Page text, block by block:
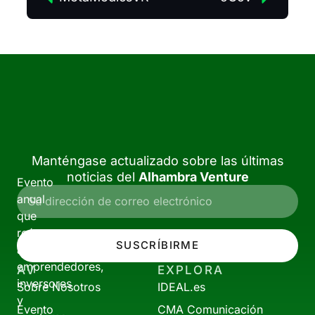
Evento
anual
que
reúne
a
emprendedores,
inversores
y
Manténgase actualizado sobre las últimas
noticias del Alhambra Venture
SUSCRÍBIRME
AV
Sobre Nosotros
Evento
EXPLORA
IDEAL.es
CMA Comunicación